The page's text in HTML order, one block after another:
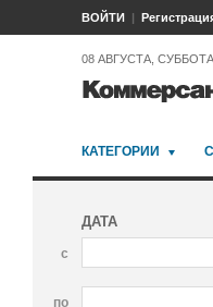
ВОЙТИ
08 АВГУСТА, СУББОТА
КАТЕГОРИИ
ДАТА
с
по